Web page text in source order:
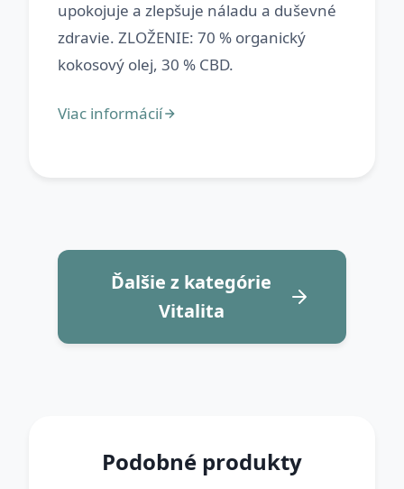
upokojuje a zlepšuje náladu a duševné
zdravie. ZLOŽENIE: 70 % organický
Ďalšie z kategórie
Vitalita
Podobné produkty